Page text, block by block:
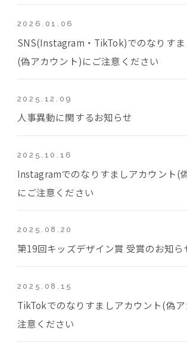
2026.01.06
SNS(Instagram・TikTok)でのなりすま
(偽アカウント)にご注意ください
2025.12.09
人事異動に関するお知らせ
2025.10.16
Instagramでのなりすましアカウント(
にご注意ください
2025.08.20
第19回キッズデザイン賞 受賞のお知ら
2025.08.15
TikTokでのなりすましアカウント(偽
注意ください